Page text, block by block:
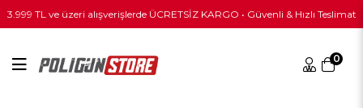
3.999 TL ve üzeri alışverişlerde ÜCRETSİZ KARGO • Güvenli & Hızlı Teslimat
0